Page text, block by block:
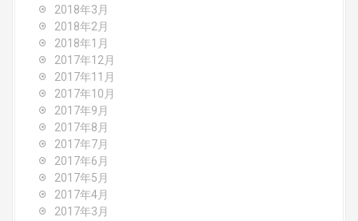
2018年3月
2018年2月
2018年1月
2017年12月
2017年11月
2017年10月
2017年9月
2017年8月
2017年7月
2017年6月
2017年5月
2017年4月
2017年3月